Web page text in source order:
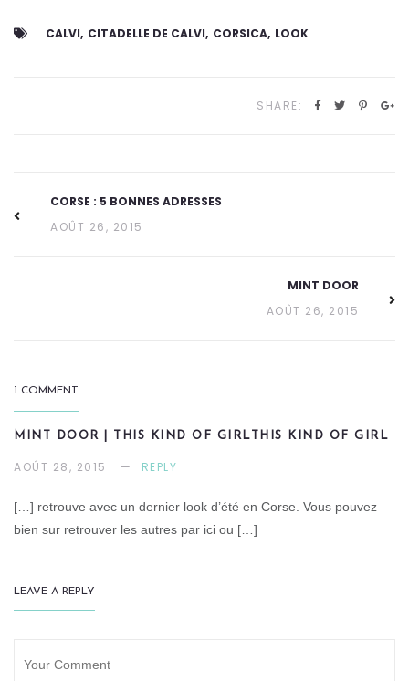
CALVI CITADELLE DE CALVI CORSICA LOOK
SHARE:
CORSE : 5 BONNES ADRESSES
AOÛT 26, 2015
MINT DOOR
AOÛT 26, 2015
1 COMMENT
MINT DOOR | THIS KIND OF GIRLTHIS KIND OF GIRL
AOÛT 28, 2015 REPLY
[…] retrouve avec un dernier look d’été en Corse. Vous pouvez
bien sur retrouver les autres par ici ou […]
LEAVE A REPLY